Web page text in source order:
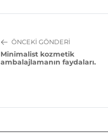
ÖNCEKI GÖNDERI
Minimalist kozmetik
ambalajlamanın faydaları.